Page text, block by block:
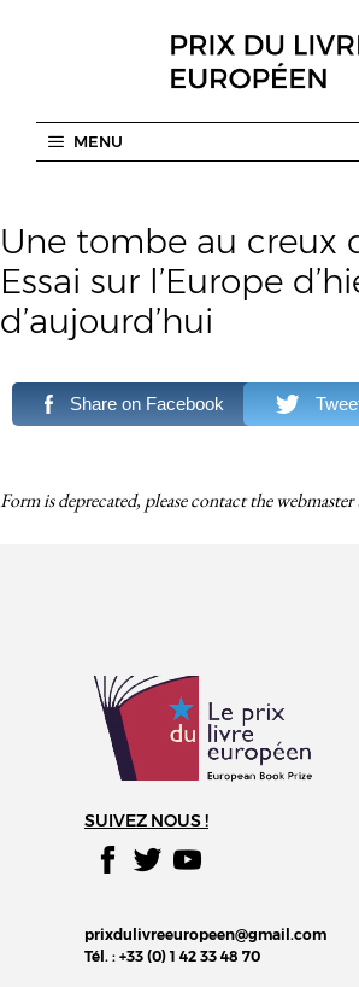
MENU
Une tombe au creux
Essai sur l’Europe
d’aujourd’hui
Share on Facebook
Form is deprecated, please contact the
SUIVEZ NOUS !
prixdulivreeuropeen@gmail.com
Tél. : +33 (0) 1 42 33 48 70